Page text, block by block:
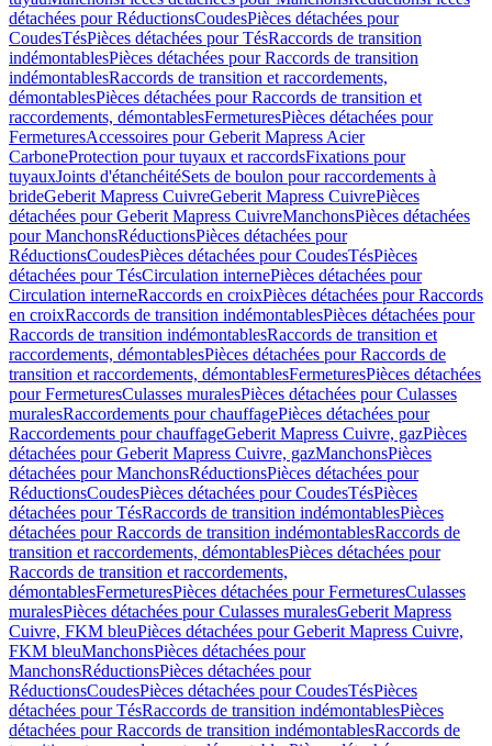
détachées pour RéductionsCoudesPièces détachées pour
CoudesTésPièces détachées pour TésRaccords de transition
indémontablesPièces détachées pour Raccords de transition
indémontablesRaccords de transition et raccordements,
démontablesPièces détachées pour Raccords de transition et
raccordements, démontablesFermeturesPièces détachées pour
FermeturesAccessoires pour Geberit Mapress Acier
CarboneProtection pour tuyaux et raccordsFixations pour
tuyauxJoints d'étanchéitéSets de boulon pour raccordements à
brideGeberit Mapress CuivreGeberit Mapress CuivrePièces
détachées pour Geberit Mapress CuivreManchonsPièces détachées
pour ManchonsRéductionsPièces détachées pour
RéductionsCoudesPièces détachées pour CoudesTésPièces
détachées pour TésCirculation internePièces détachées pour
Circulation interneRaccords en croixPièces détachées pour Raccords
en croixRaccords de transition indémontablesPièces détachées pour
Raccords de transition indémontablesRaccords de transition et
raccordements, démontablesPièces détachées pour Raccords de
transition et raccordements, démontablesFermeturesPièces détachées
pour FermeturesCulasses muralesPièces détachées pour Culasses
muralesRaccordements pour chauffagePièces détachées pour
Raccordements pour chauffageGeberit Mapress Cuivre, gazPièces
détachées pour Geberit Mapress Cuivre, gazManchonsPièces
détachées pour ManchonsRéductionsPièces détachées pour
RéductionsCoudesPièces détachées pour CoudesTésPièces
détachées pour TésRaccords de transition indémontablesPièces
détachées pour Raccords de transition indémontablesRaccords de
transition et raccordements, démontablesPièces détachées pour
Raccords de transition et raccordements,
démontablesFermeturesPièces détachées pour FermeturesCulasses
muralesPièces détachées pour Culasses muralesGeberit Mapress
Cuivre, FKM bleuPièces détachées pour Geberit Mapress Cuivre,
FKM bleuManchonsPièces détachées pour
ManchonsRéductionsPièces détachées pour
RéductionsCoudesPièces détachées pour CoudesTésPièces
détachées pour TésRaccords de transition indémontablesPièces
détachées pour Raccords de transition indémontablesRaccords de